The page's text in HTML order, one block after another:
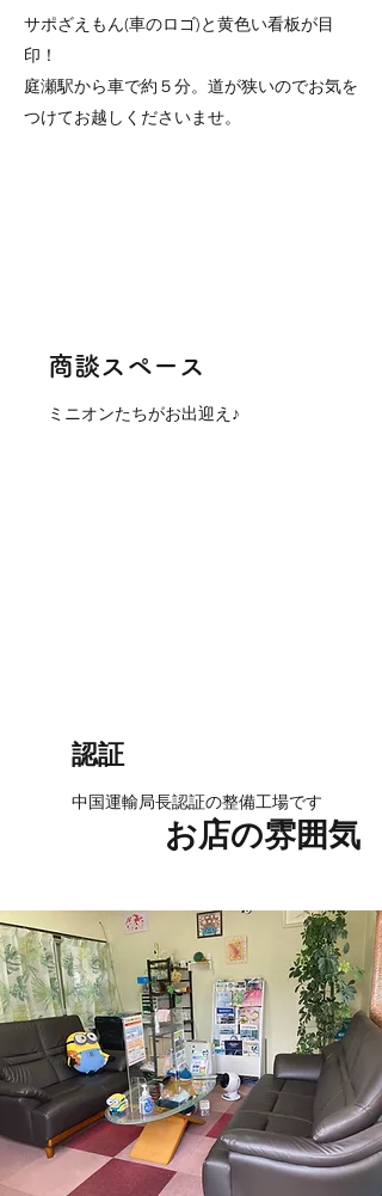
サポざえもん(車のロゴ)と黄色い看板が目
印！
庭瀬駅から車で約５分。道が狭いのでお気を
つけてお越しくださいませ。
商談スペース
​ミニオンたちがお出迎え♪
認証
中国運輸局長認証の整備工場です
お店の雰囲気